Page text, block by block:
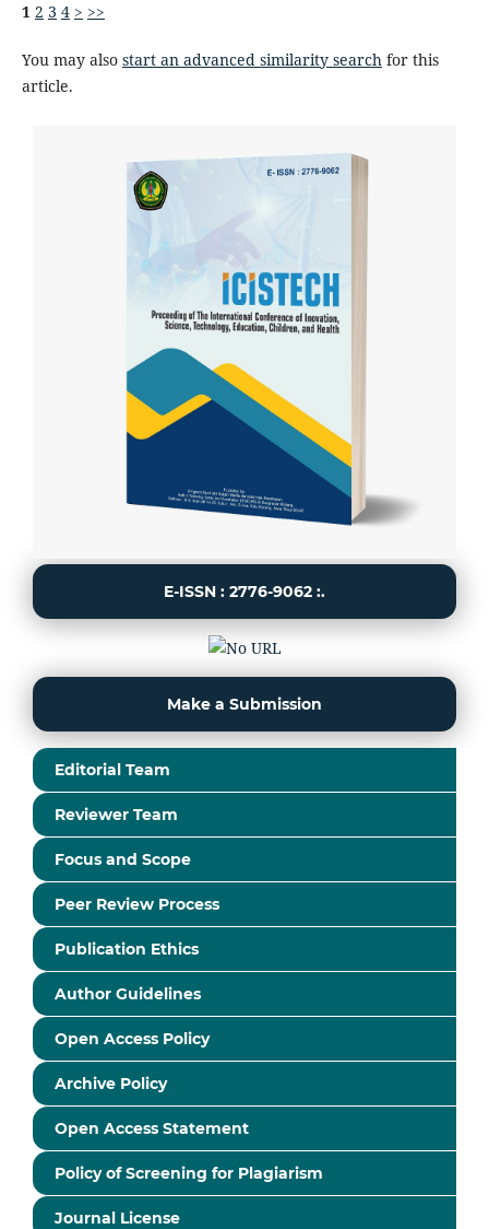
1 2 3 4 > >>
You may also start an advanced similarity searchfor this
article.
E-ISSN : 2776-9062 :.
Make a Submission
Editorial Team
Reviewer Team
Focus and Scope
Peer Review Process
Publication Ethics
Author Guidelines
Open Access Policy
Archive Policy
Open Access Statement
Policy of Screening for Plagiarism
Journal License